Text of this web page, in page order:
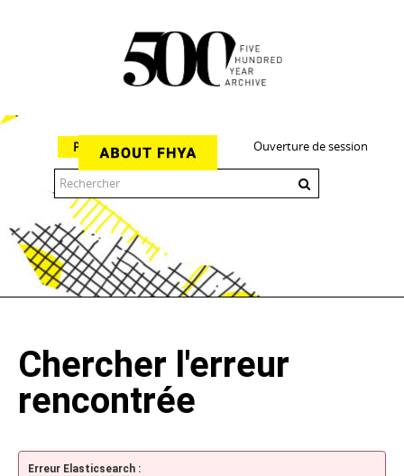
Ouverture de session
Parcourir
Chercher l'erreur
rencontrée
Erreur Elasticsearch :